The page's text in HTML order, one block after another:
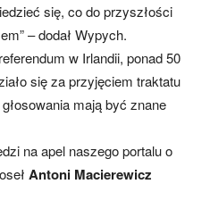
się, co do przyszłości
– dodał Wypych.
w Irlandii, ponad 50
się za przyjęciem traktatu
mają być znane
na apel naszego portalu o
Antoni Macierewicz